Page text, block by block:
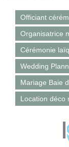
Officiant
Organisatrice
Cérémonie
Wedding
Mariage Baie
Location déco